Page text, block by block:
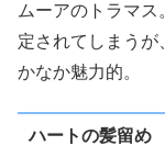
ムーアのトラマ
定されてしまうが
かなか魅力的。
ハートの髪留め